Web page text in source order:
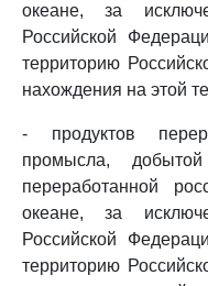
океане, за
Российской
территорию
нахождения на этой
- продуктов
промысла,
переработанной
океане, за
Российской
территорию